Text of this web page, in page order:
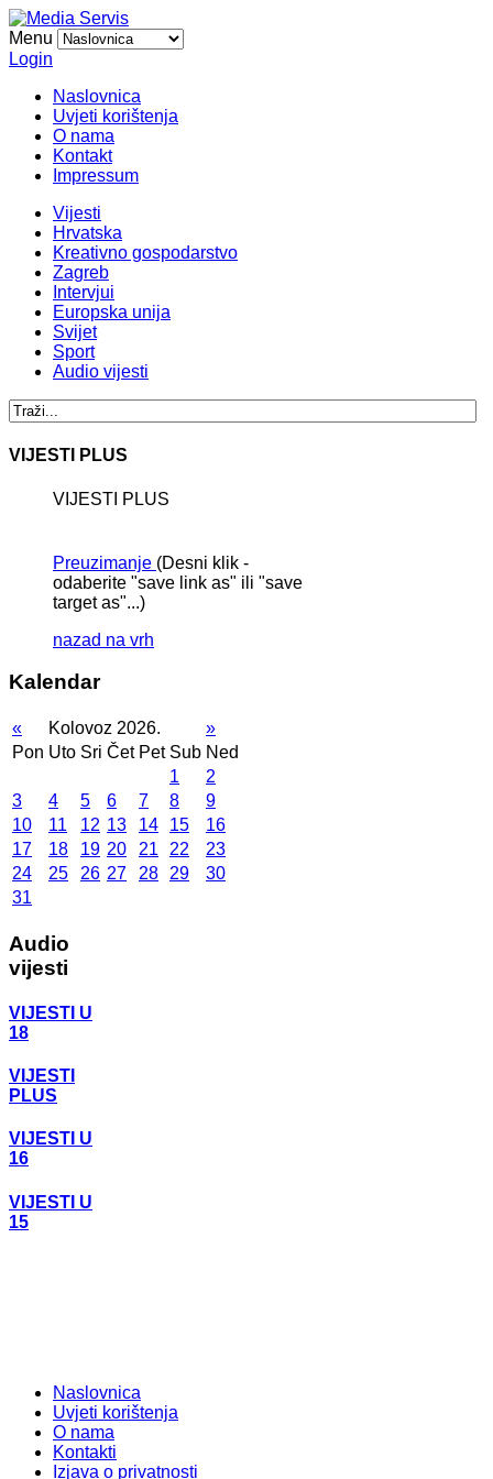
Menu
Login
Naslovnica
Uvjeti korištenja
O nama
Kontakt
Impressum
Vijesti
Hrvatska
Kreativno gospodarstvo
Zagreb
Intervjui
Europska unija
Svijet
Sport
Audio vijesti
VIJESTI PLUS
VIJESTI PLUS
Preuzimanje (Desni klik -
odaberite "save link as" ili "save
target as"...)
nazad na vrh
Kalendar
« Kolovoz 2026.
»
Pon Uto Sri Čet Pet Sub Ned
1
2
3
4 5 6 7 8
9
10
11 12 13 14 15
16
17
18 19 20 21 22
23
24
25 26 27 28 29
30
31
Audio
vijesti
VIJESTI U
18
VIJESTI
PLUS
VIJESTI U
16
VIJESTI U
15
Naslovnica
Uvjeti korištenja
O nama
Kontakti
Izjava o privatnosti